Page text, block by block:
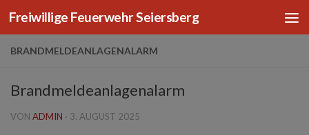
Zum Inhalt springen
Freiwillige Feuerwehr Seiersberg
BRANDMELDEANLAGENALARM
Brandmeldeanlagenalarm
VON ADMIN · 3. AUGUST 2025